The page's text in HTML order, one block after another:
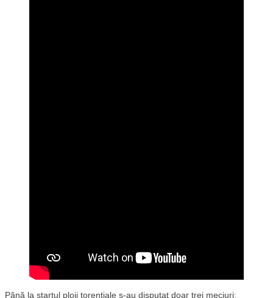
Până la startul ploii torențiale s-au disputat doar trei meciuri: